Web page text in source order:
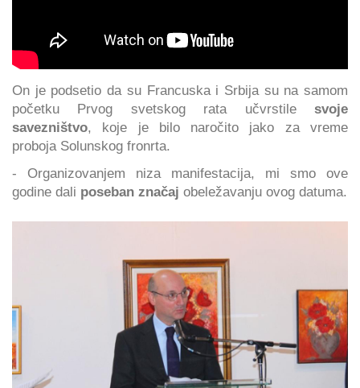
On je podsetio da su Francuska i Srbija su na samom
početku Prvog svetskog rata učvrstile svoje
savezništvo, koje je bilo naročito jako za vreme
proboja Solunskog fronrta.
- Organizovanjem niza manifestacija, mi smo ove
godine dali poseban značaj obeležavanju ovog datuma.